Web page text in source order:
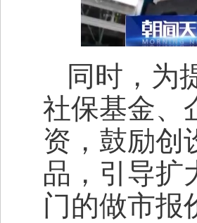
同时，为
社保基金、
资，鼓励创
品，引导扩
门的做市报